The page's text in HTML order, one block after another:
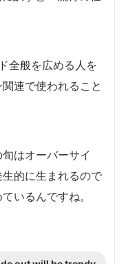
全般を広める人を
連で使われること
はオーバーサイ
的に生まれるので
いるんですね。